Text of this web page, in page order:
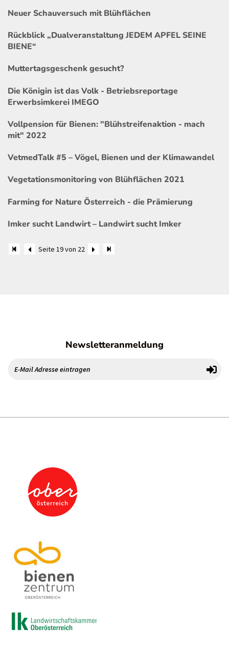
Neuer Schauversuch mit Blühflächen
Rückblick „Dualveranstaltung JEDEM APFEL SEINE
BIENE“
Muttertagsgeschenk gesucht?
Die Königin ist das Volk - Betriebsreportage
Erwerbsimkerei IMEGO
Vollpension für Bienen: "Blühstreifenaktion - mach
mit" 2022
VetmedTalk #5 – Vögel, Bienen und der Klimawandel
Vegetationsmonitoring von Blühflächen 2021
Farming for Nature Österreich - die Prämierung
Imker sucht Landwirt – Landwirt sucht Imker
Seite 19 von 22
Newsletteranmeldung